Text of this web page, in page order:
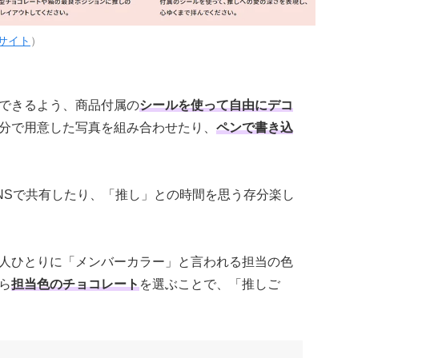
イト ）
きるよう、商品付属のシールを使って自由にデコ
で用意した写真を組み合わせたり、 ペンで書き込
で共有したり、「推し」との時間を思う存分楽し
ひとりに「メンバーカラー」と言われる担当の色
担当色のチョコレートを選ぶことで、「推しご